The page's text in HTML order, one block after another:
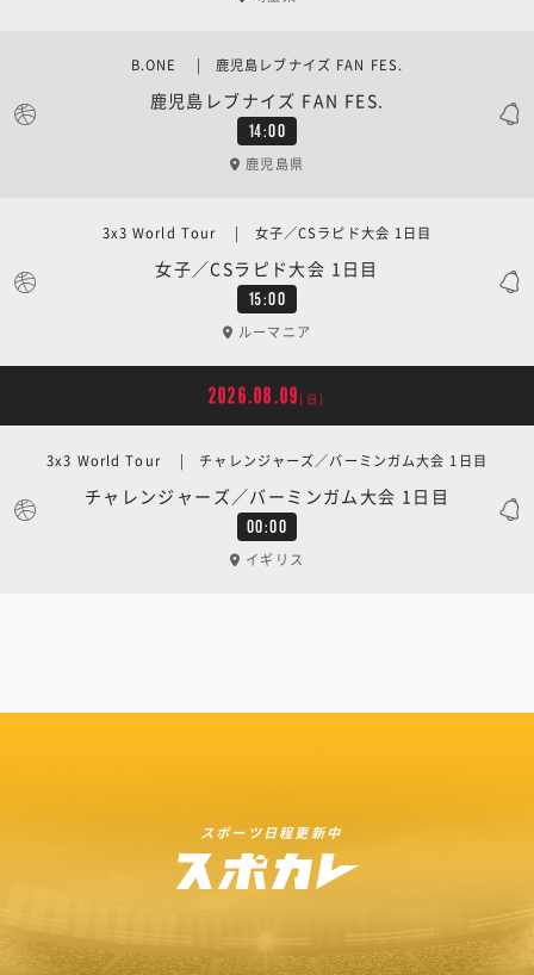
14:00
鹿児島レブナイズ FAN FES.
B.ONE | 鹿児島レブナイズ FAN FES.
鹿児島県
15:00
女子／CSラピド大会 1日目
3x3 World Tour | 女子／CSラピド大会 1日目
ルーマニア
2026.08.09 [日]
00:00
チャレンジャーズ／バーミンガム大会 1日目
3x3 World Tour | チャレンジャーズ／バーミンガム大会 1日目
イギリス
スポーツ日程更新中